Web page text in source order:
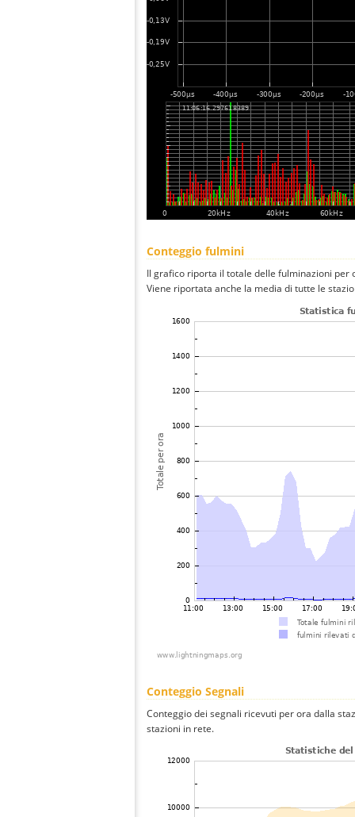
Conteggio fulmini
Il grafico riporta il totale delle fulminazioni
Viene riportata anche la media di tutte le
Conteggio Segnali
Conteggio dei segnali ricevuti per ora dalla
stazioni in rete.